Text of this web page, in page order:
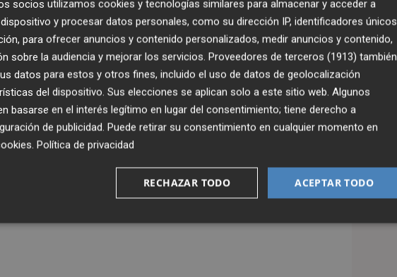
socios utilizamos cookies y tecnologías similares para almacenar y acceder a
y procesar datos personales, como su dirección IP, identificadores únicos
para ofrecer anuncios y contenido personalizados, medir anuncios y contenido,
sobre la audiencia y mejorar los servicios. Proveedores de terceros (1913) también
datos para estos y otros fines, incluido el uso de datos de geolocalización
del dispositivo. Sus elecciones se aplican solo a este sitio web. Algunos
basarse en el interés legítimo en lugar del consentimiento; tiene derecho a
de publicidad. Puede retirar su consentimiento en cualquier momento en
. Política de privacidad
ACEPTAR TODO
RECHAZAR TODO